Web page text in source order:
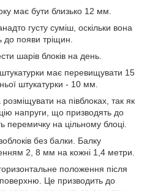
має бути близько 12 мм.
густу суміш, оскільки вона
до появи тріщин.
шарів блоків на день.
має перевищувати 15
штукатурки - 10 мм.
на півблоках, так як
напруги, що призводять до
перемичку на цільному блоці.
без балки. Балку
2, 8 мм на кожні 1,4 метри.
положення після
Це призводить до